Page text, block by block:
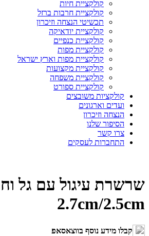
קולקציית חיות
קולקציית חרבות ברזל
תכשיטי הנצחה וזיכרון
קולקציית יודאיקה
קולקציית כנפיים
קולקציית מפות
קולקציית מפות וארץ ישראל
קולקציית מקצועות
קולקציית משפחה
קולקציית ספורט
קולקציות משובצים
ועדים וארגונים
הנצחה וזיכרון
הסיפור שלנו
צרו קשר
התחברות לעסקים
שרשרת עיגול עם גל
2.7cm/2.5cm
קבלו מידע נוסף בווצאסאפ